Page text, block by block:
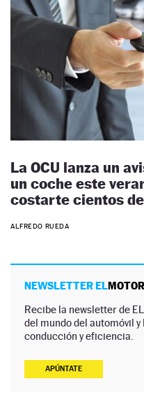
La OCU lanza un
un coche este
costarte cientos
ALFREDO RUEDA
NEWSLETTER ELMOTOR
Recibe la newsletter de
del mundo del automóvil
conducción y eficiencia.
APÚNTATE